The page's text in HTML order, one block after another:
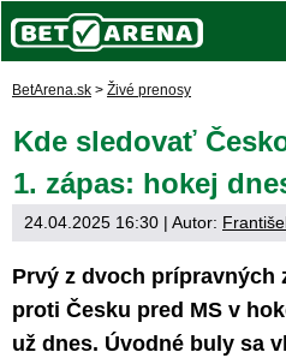
BetArena.sk > Živé prenosy
Kde sledovať
1. zápas: hokej
24.04.2025 16:30 | Autor:
Prvý z dvoch prípravných
proti Česku pred MS v
už dnes. Úvodné buly sa